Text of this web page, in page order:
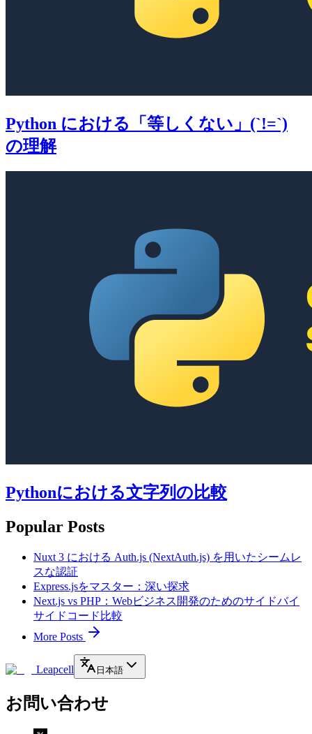
Python における「等しくない」(`!=`)
の理解
Pythonにおける文字列の比較
Popular Posts
Nuxt 3 における Auth.js (NextAuth.js) を用いたシームレ
スな認証
Express.jsをマスター：深い探求
Next.js vs PHP：Webビジネス開発のためのサイドバイ
サイドコード比較
More Posts
Leapcell 日本語
お問い合わせ